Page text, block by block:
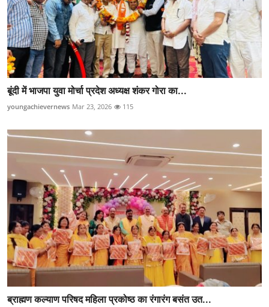
बूंदी में भाजपा युवा मोर्चा प्रदेश अध्यक्ष शंकर गोरा का...
youngachievernews Mar 23, 2026 115
ब्राह्मण कल्याण परिषद महिला प्रकोष्ठ का रंगारंग बसंत उत...